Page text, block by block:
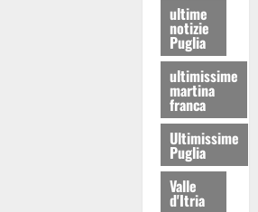
ultime
notizie
Puglia
ultimissime
martina
franca
Ultimissime
Puglia
Valle
d'Itria